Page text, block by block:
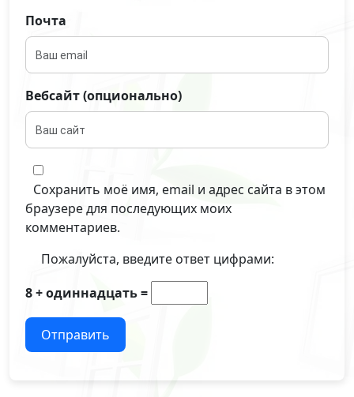
Почта
Вебсайт (опционально)
Сохранить моё имя, email и адрес сайта в этом
браузере для последующих моих
комментариев.
Пожалуйста, введите ответ цифрами:
8 + одиннадцать =
Отправить